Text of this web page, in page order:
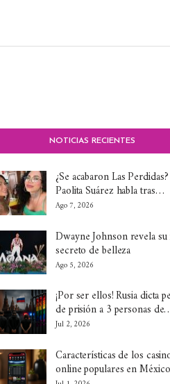
NOTICIAS RECIENTES
¿Se acabaron Las Perdidas?
Paolita Suárez habla tras…
Ago 7, 2026
Dwayne Johnson revela
secreto de belleza
Ago 5, 2026
¡Por ser ellos! Rusia dicta
de prisión a 3 personas
Jul 2, 2026
Características de los
online populares en México